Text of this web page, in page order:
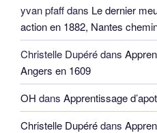
yvan pfaffdans Le dernier
action en 1882, Nantes
Christelle Dupérédans
Angers en 1609
OH dans Apprentissage
Christelle Dupérédans